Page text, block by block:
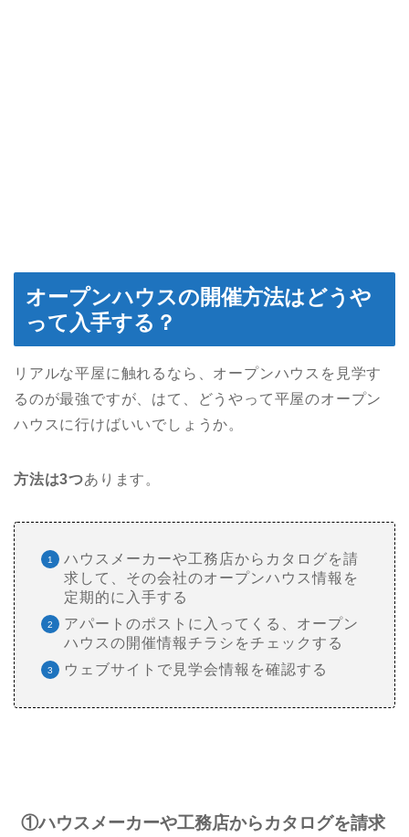
オープンハウスの開催方法はどうや
って入手する？
リアルな平屋に触れるなら、オープンハウスを見学す
るのが最強ですが、はて、どうやって平屋のオープン
ハウスに行けばいいでしょうか。
方法は3つあります。
ハウスメーカーや工務店からカタログを請
求して、その会社のオープンハウス情報を
定期的に入手する
アパートのポストに入ってくる、オープン
ハウスの開催情報チラシをチェックする
ウェブサイトで見学会情報を確認する
①ハウスメーカーや工務店からカタログを請求